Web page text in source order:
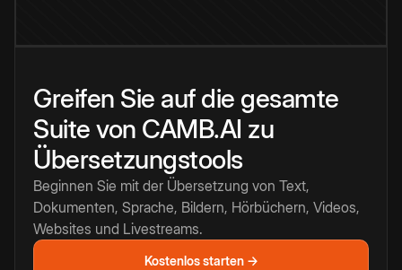
Greifen Sie auf die gesamte
Suite von CAMB.AI zu
Übersetzungstools
Beginnen Sie mit der Übersetzung von Text,
Dokumenten, Sprache, Bildern, Hörbüchern, Videos,
Websites und Livestreams.
Kostenlos starten →